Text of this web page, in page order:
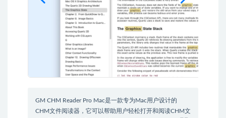
GM CHM Reader Pro Mac是一款专为Mac用户设计的
CHM文件阅读器，它可以帮助用户轻松打开和阅读CHM文